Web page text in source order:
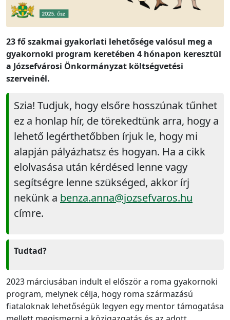
23 fő szakmai gyakorlati lehetősége valósul meg a
gyakornoki program keretében 4 hónapon keresztül
a Józsefvárosi Önkormányzat költségvetési
szerveinél.
Szia! Tudjuk, hogy elsőre hosszúnak tűnhet
ez a honlap hír, de törekedtünk arra, hogy a
lehető legérthetőbben írjuk le, hogy mi
alapján pályázhatsz és hogyan. Ha a cikk
elolvasása után kérdésed lenne vagy
segítségre lenne szükséged, akkor írj
nekünk a benza.anna@jozsefvaros.hu
címre.
Tudtad?
2023 márciusában indult el először a roma gyakornoki
program, melynek célja, hogy roma származású
fiataloknak lehetőségük legyen egy mentor támogatása